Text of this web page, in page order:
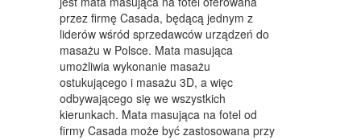
MEBLE
WYPOSAŻENIE WNĘTRZ
WYPOSAŻENIE ŁAZIENKI
ODZIEŻ
SPORT
przez firmę Casada, będącą jednym z
liderów wśród sprzedawców urządzeń do
masażu w Polsce. Mata masująca
umożliwia wykonanie masażu
ostukującego i masażu 3D, a więc
odbywającego się we wszystkich
kierunkach. Mata masująca na fotel od
firmy Casada może być zastosowana przy